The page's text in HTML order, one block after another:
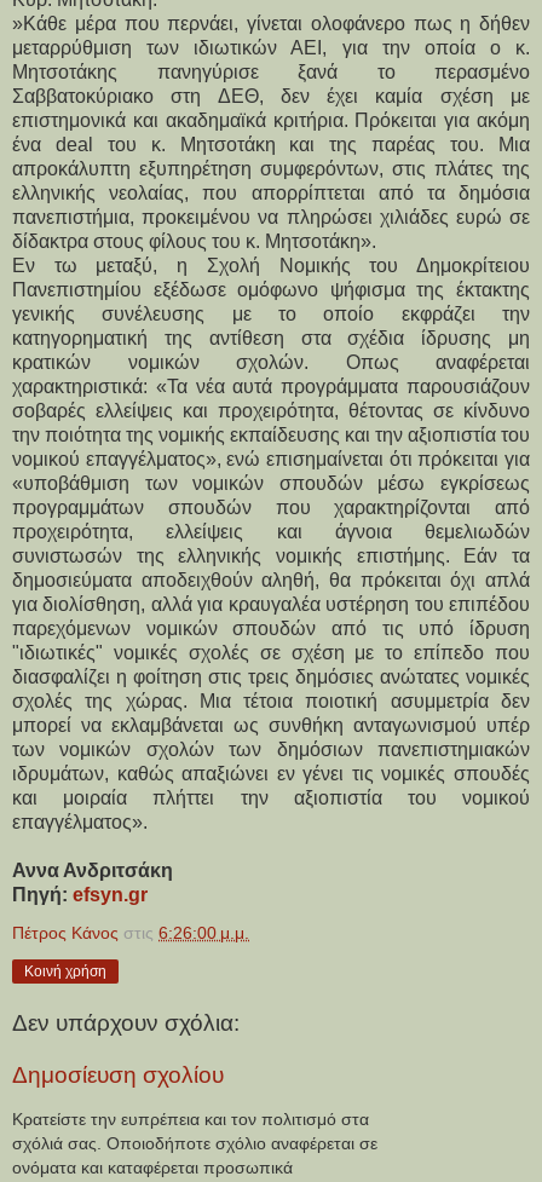
»Κάθε μέρα που περνάει, γίνεται ολοφάνερο πως η δήθεν
μεταρρύθμιση των ιδιωτικών ΑΕΙ, για την οποία ο κ.
Μητσοτάκης πανηγύρισε ξανά το περασμένο
Σαββατοκύριακο στη ΔΕΘ, δεν έχει καμία σχέση με
επιστημονικά και ακαδημαϊκά κριτήρια. Πρόκειται για ακόμη
ένα deal του κ. Μητσοτάκη και της παρέας του. Μια
απροκάλυπτη εξυπηρέτηση συμφερόντων, στις πλάτες της
ελληνικής νεολαίας, που απορρίπτεται από τα δημόσια
πανεπιστήμια, προκειμένου να πληρώσει χιλιάδες ευρώ σε
δίδακτρα στους φίλους του κ. Μητσοτάκη».
Εν τω μεταξύ, η Σχολή Νομικής του Δημοκρίτειου
Πανεπιστημίου εξέδωσε ομόφωνο ψήφισμα της έκτακτης
γενικής συνέλευσης με το οποίο εκφράζει την
κατηγορηματική της αντίθεση στα σχέδια ίδρυσης μη
κρατικών νομικών σχολών. Οπως αναφέρεται
χαρακτηριστικά: «Τα νέα αυτά προγράμματα παρουσιάζουν
σοβαρές ελλείψεις και προχειρότητα, θέτοντας σε κίνδυνο
την ποιότητα της νομικής εκπαίδευσης και την αξιοπιστία του
νομικού επαγγέλματος», ενώ επισημαίνεται ότι πρόκειται για
«υποβάθμιση των νομικών σπουδών μέσω εγκρίσεως
προγραμμάτων σπουδών που χαρακτηρίζονται από
προχειρότητα, ελλείψεις και άγνοια θεμελιωδών
συνιστωσών της ελληνικής νομικής επιστήμης. Εάν τα
δημοσιεύματα αποδειχθούν αληθή, θα πρόκειται όχι απλά
για διολίσθηση, αλλά για κραυγαλέα υστέρηση του επιπέδου
παρεχόμενων νομικών σπουδών από τις υπό ίδρυση
"ιδιωτικές" νομικές σχολές σε σχέση με το επίπεδο που
διασφαλίζει η φοίτηση στις τρεις δημόσιες ανώτατες νομικές
σχολές της χώρας. Μια τέτοια ποιοτική ασυμμετρία δεν
μπορεί να εκλαμβάνεται ως συνθήκη ανταγωνισμού υπέρ
των νομικών σχολών των δημόσιων πανεπιστημιακών
ιδρυμάτων, καθώς απαξιώνει εν γένει τις νομικές σπουδές
και μοιραία πλήττει την αξιοπιστία του νομικού
επαγγέλματος».
Αννα Ανδριτσάκη
Πηγή: efsyn.gr
Πέτρος Κάνος στις 6:26:00 μ.μ.
Κοινή χρήση
Δεν υπάρχουν σχόλια:
Δημοσίευση σχολίου
Κρατείστε την ευπρέπεια και τον πολιτισμό στα
σχόλιά σας. Οποιοδήποτε σχόλιο αναφέρεται σε
ονόματα και καταφέρεται προσωπικά